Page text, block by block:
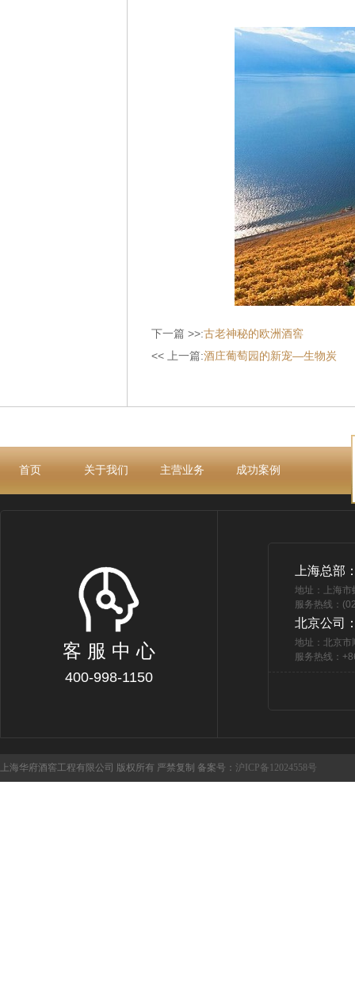
下一篇 >>:古老神秘的欧洲酒窖
<< 上一篇:酒庄葡萄园的新宠—生物炭
首页 关于我们 主营业务 成功案例
客 服 中 心
400-998-1150
上海总部
地址：上海
服务热线：
北京公司
地址：北京市
服务热线：
上海华府酒窖工程有限公司 版权所有 严禁复制 备案号： 沪ICP备12024558号